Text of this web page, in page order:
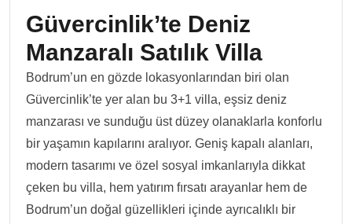
Güvercinlik’te Deniz
Manzaralı Satılık Villa
Bodrum’un en gözde lokasyonlarından biri olan
Güvercinlik’te yer alan bu 3+1 villa, eşsiz deniz
manzarası ve sunduğu üst düzey olanaklarla konforlu
bir yaşamın kapılarını aralıyor. Geniş kapalı alanları,
modern tasarımı ve özel sosyal imkanlarıyla dikkat
çeken bu villa, hem yatırım fırsatı arayanlar hem de
Bodrum’un doğal güzellikleri içinde ayrıcalıklı bir